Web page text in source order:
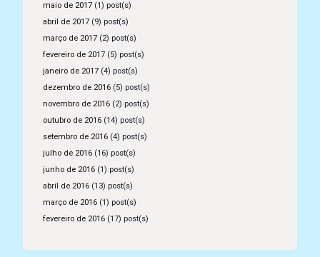
maio de 2017(1) post(s)
abril de 2017(9) post(s)
março de 2017(2) post(s)
fevereiro de 2017(5) post(s)
janeiro de 2017(4) post(s)
dezembro de 2016(5) post(s)
novembro de 2016(2) post(s)
outubro de 2016(14) post(s)
setembro de 2016(4) post(s)
julho de 2016(16) post(s)
junho de 2016(1) post(s)
abril de 2016(13) post(s)
março de 2016(1) post(s)
fevereiro de 2016(17) post(s)